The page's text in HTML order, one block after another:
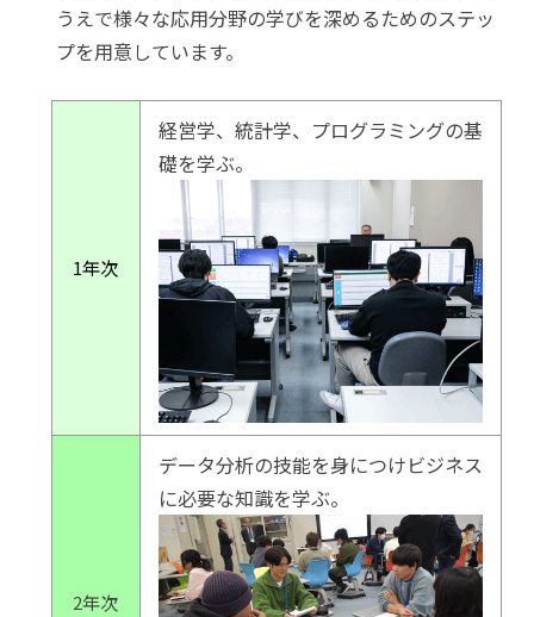
うえで様々な応用分野の学びを深めるためのステッ
プを用意しています。
1年次
経営学、統計学、プログラミングの基
礎を学ぶ。
2年次
データ分析の技能を身につけビジネス
に必要な知識を学ぶ。